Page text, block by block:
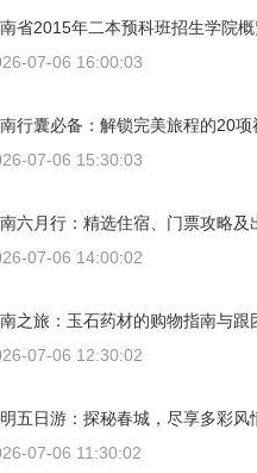
省2015年二本预科班招生学院
07-06 16:00:03
行囊必备：解锁完美旅程的20项
07-06 15:30:03
六月行：精选住宿、门票攻略及
07-06 14:00:02
之旅：玉石药材的购物指南与跟
07-06 12:30:02
五日游：探秘春城，尽享多彩风
07-06 11:30:02